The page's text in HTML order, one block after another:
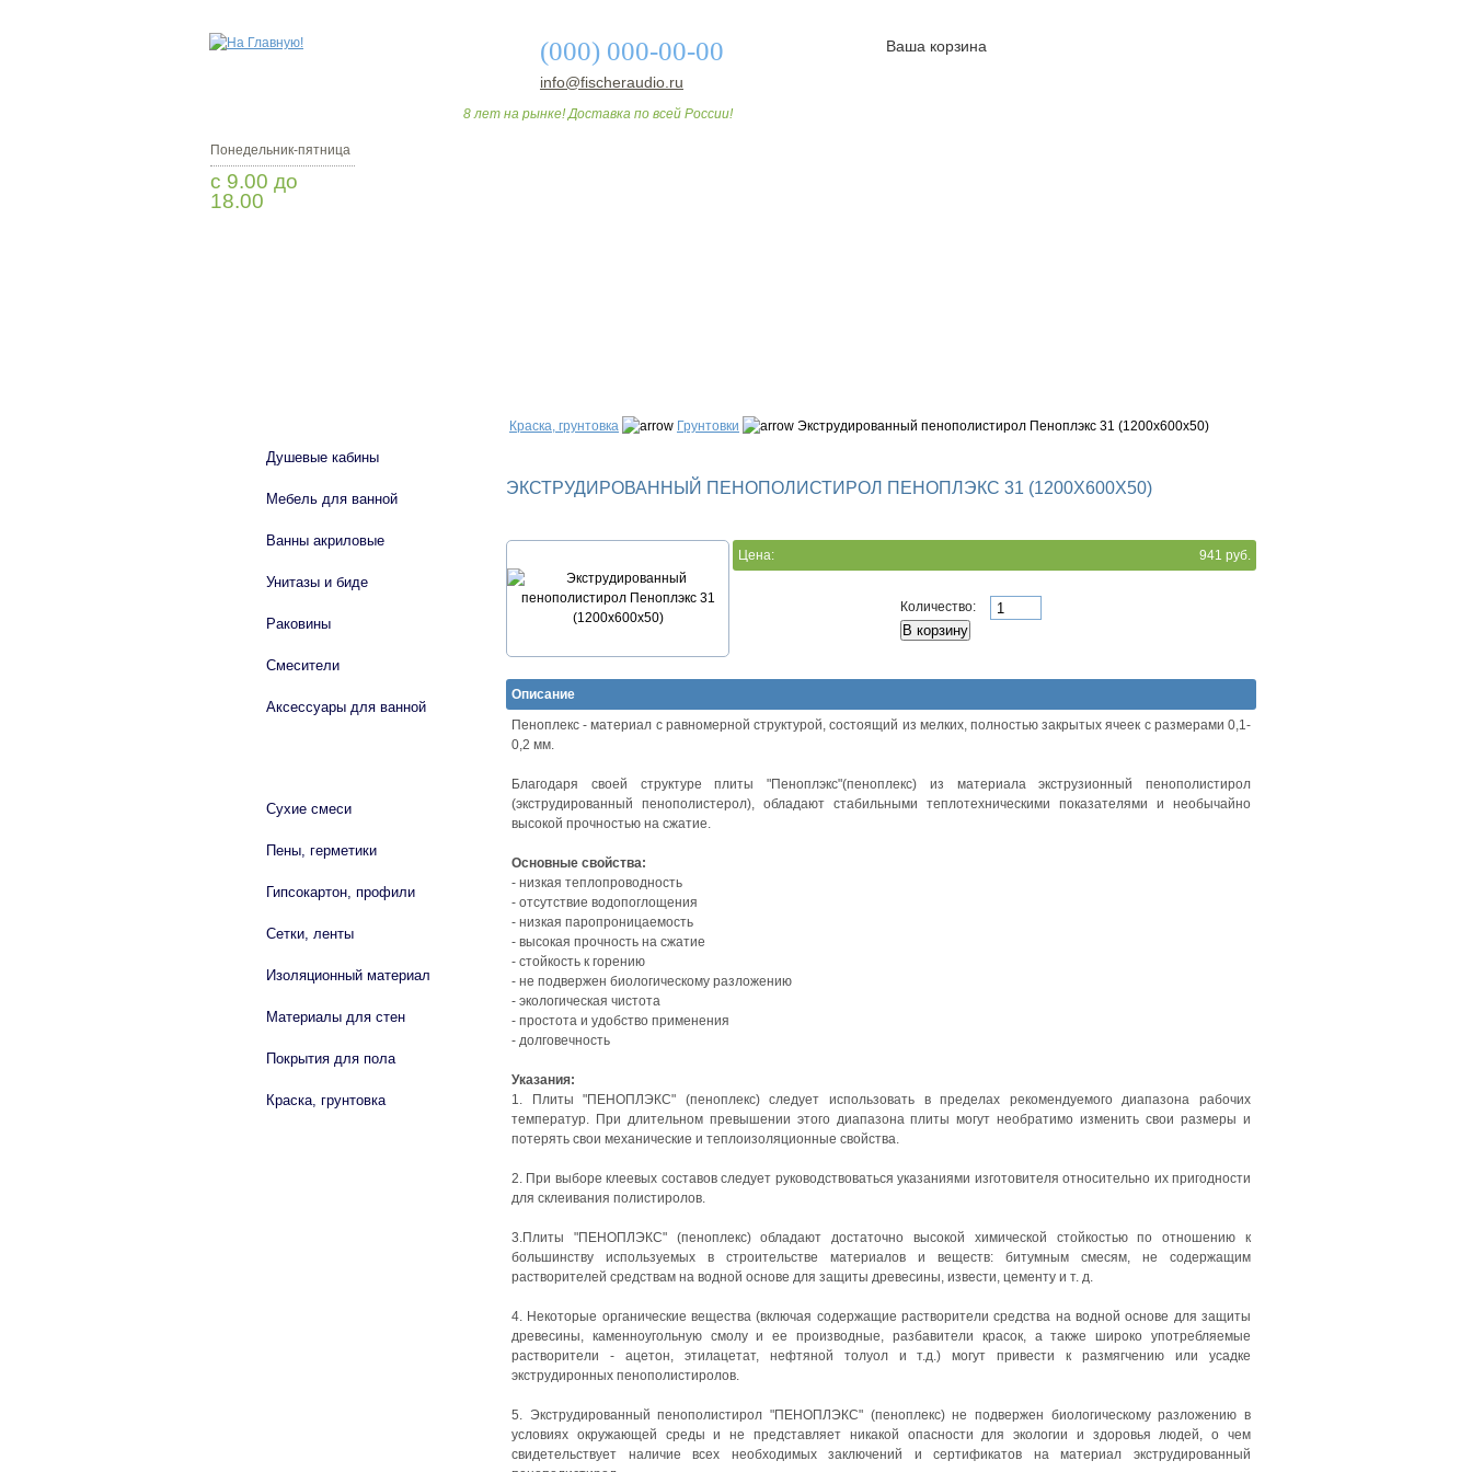
(000) 000-00-00
info@fischeraudio.ru
8 лет на рынке! Доставка по всей России!
Ваша корзина
Понедельник-пятница
с 9.00 до
18.00
Краска, грунтовка Грунтовки Экструдированный пенополистирол Пеноплэкс 31 (1200х600х50)
ЭКСТРУДИРОВАННЫЙ ПЕНОПОЛИСТИРОЛ ПЕНОПЛЭКС 31 (1200Х600Х50)
Цена: 941 руб.
Количество:
Описание
Пеноплекс - материал с равномерной структурой, состоящий из мелких, полностью закрытых ячеек с размерами 0,1-
0,2 мм.
Благодаря своей структуре плиты "Пеноплэкс"(пеноплекс) из материала экструзионный пенополистирол
(экструдированный пенополистерол), обладают стабильными теплотехническими показателями и необычайно
высокой прочностью на сжатие.
Основные свойства:
- низкая теплопроводность
- отсутствие водопоглощения
- низкая паропроницаемость
- высокая прочность на сжатие
- стойкость к горению
- не подвержен биологическому разложению
- экологическая чистота
- простота и удобство применения
- долговечность
Указания:
1. Плиты "ПЕНОПЛЭКС" (пеноплекс) следует использовать в пределах рекомендуемого диапазона рабочих
температур. При длительном превышении этого диапазона плиты могут необратимо изменить свои размеры и
потерять свои механические и теплоизоляционные свойства.
2. При выборе клеевых составов следует руководствоваться указаниями изготовителя относительно их пригодности
для склеивания полистиролов.
3.Плиты "ПЕНОПЛЭКС" (пеноплекс) обладают достаточно высокой химической стойкостью по отношению к
большинству используемых в строительстве материалов и веществ: битумным смесям, не содержащим
растворителей средствам на водной основе для защиты древесины, извести, цементу и т. д.
4. Некоторые органические вещества (включая содержащие растворители средства на водной основе для защиты
древесины, каменноугольную смолу и ее производные, разбавители красок, а также широко употребляемые
растворители - ацетон, этилацетат, нефтяной толуол и т.д.) могут привести к размягчению или усадке
экструдиронных пенополистиролов.
5. Экструдированный пенополистирол "ПЕНОПЛЭКС" (пеноплекс) не подвержен биологическому разложению в
условиях окружающей среды и не представляет никакой опасности для экологии и здоровья людей, о чем
свидетельствует наличие всех необходимых заключений и сертификатов на материал экструдированный
Душевые кабины
Мебель для ванной
Ванны акриловые
Унитазы и биде
Раковины
Смесители
Аксессуары для ванной
Сухие смеси
Пены, герметики
Гипсокартон, профили
Сетки, ленты
Изоляционный материал
Материалы для стен
Покрытия для пола
Краска, грунтовка